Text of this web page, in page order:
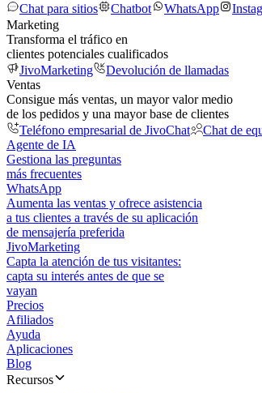
Chat para sitios
Chatbot WhatsApp
Marketing
Transforma el tráfico en
clientes potenciales cualificados
JivoMarketing
Devolución de llamadas
Ventas
Consigue más ventas, un mayor valor medio
de los pedidos y una mayor base de clientes
Teléfono empresarial de JivoChat
Chat de
Agente de IA
Gestiona las preguntas
más frecuentes
WhatsApp
Aumenta las ventas y ofrece asistencia
a tus clientes a través de su aplicación
de mensajería preferida
JivoMarketing
Capta la atención de tus visitantes:
capta su interés antes de que se
vayan
Precios
Afiliados
Ayuda
Aplicaciones
Blog
Recursos